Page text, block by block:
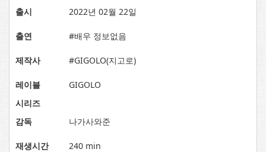
출시 2022년 02월 22일
출연 #배우 정보없음
제작사 #GIGOLO(지고로)
레이블
GIGOLO
시리즈
감독
나가사와준
재생시간 240 min